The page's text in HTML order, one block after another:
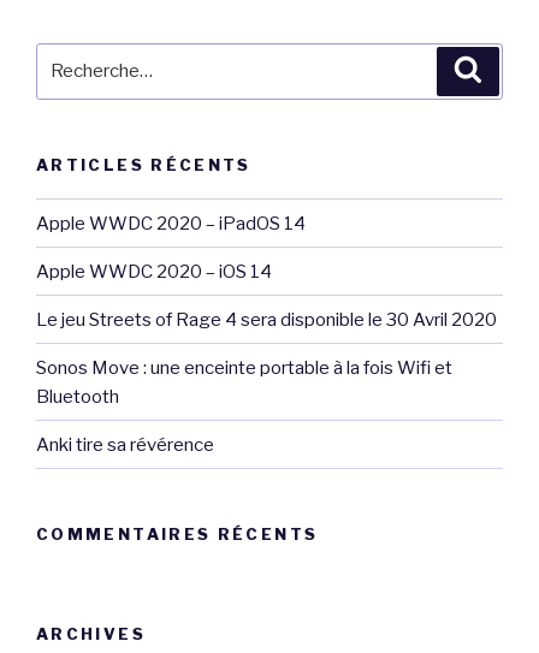
ARTICLES RÉCENTS
Apple WWDC 2020 – iPadOS 14
Apple WWDC 2020 – iOS 14
Le jeu Streets of Rage 4 sera disponible le 30 Avril 2020
Sonos Move : une enceinte portable à la fois Wifi et
Bluetooth
Anki tire sa révérence
COMMENTAIRES RÉCENTS
ARCHIVES